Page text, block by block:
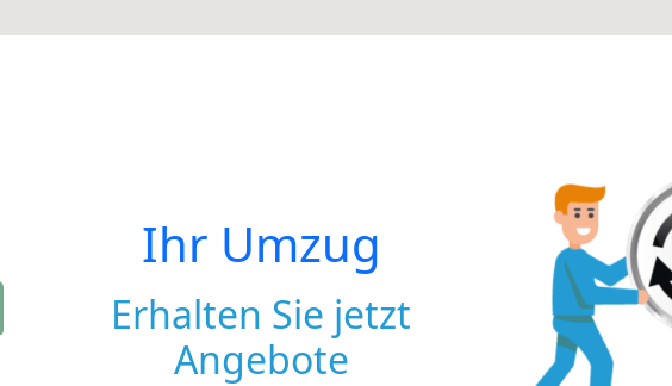
Ihr Umzug
Erhalten Sie jetzt
Angebote